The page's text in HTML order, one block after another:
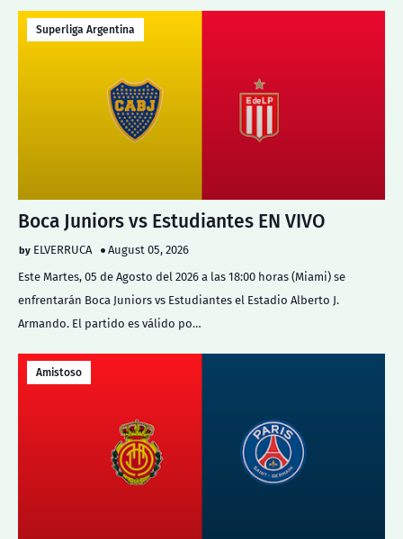
Superliga Argentina
Boca Juniors vs Estudiantes EN VIVO
ELVERRUCA
August 05, 2026
Este Martes, 05 de Agosto del 2026 a las 18:00 horas (Miami) se
enfrentarán Boca Juniors vs Estudiantes el Estadio Alberto J.
Armando. El partido es válido po…
Amistoso